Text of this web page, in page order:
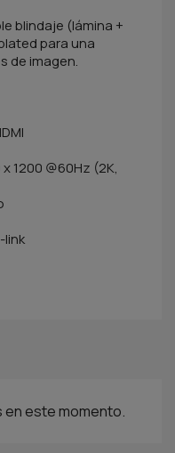
blindaje (lámina +
para una
de imagen.
1200 @60Hz (2K,
link
en este momento.